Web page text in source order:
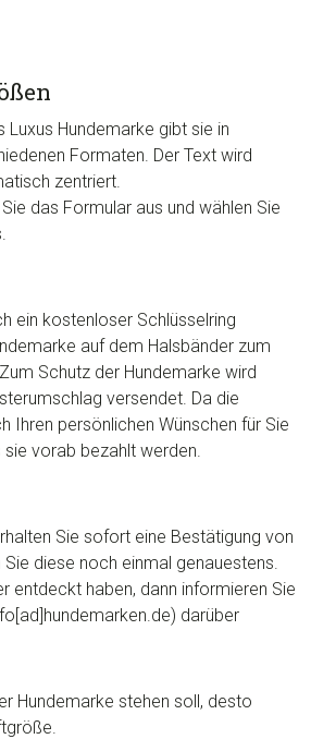
Luxus Hundemarke gibt sie in
Formaten. Der Text wird
zentriert.
Sie das Formular aus und wählen Sie
ein kostenloser Schlüsselring
auf dem Halsbänderzum
Schutz der Hundemarke wird
versendet. Da die
Ihren persönlichen Wünschen für Sie
vorab bezahlt werden.
Sie sofort eine Bestätigung von
diese noch einmal genauestens.
entdeckt haben, dann informieren Sie
darüber
Hundemarke stehen soll, desto